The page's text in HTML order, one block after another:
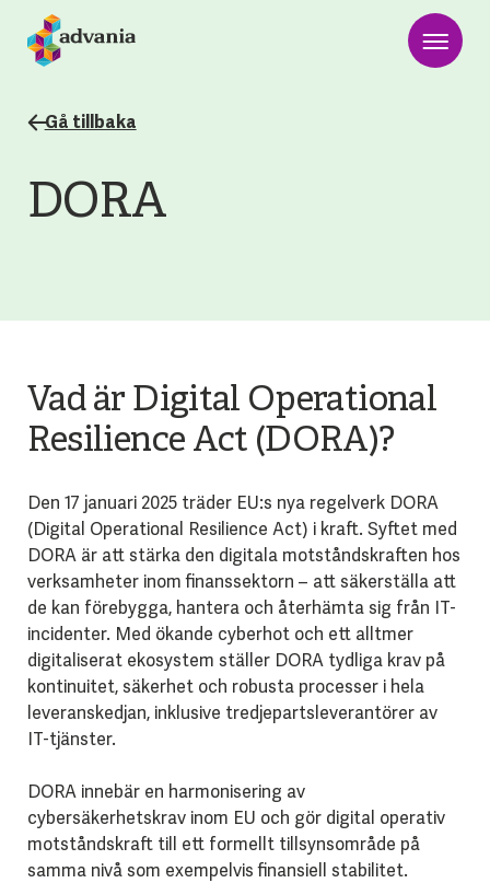
Gå tillbaka
DORA
Vad är Digital Operational
Resilience Act (DORA)?
Den 17 januari 2025 träder EU:s nya regelverk DORA
(Digital Operational Resilience Act) i kraft. Syftet med
DORA är att stärka den digitala motståndskraften hos
verksamheter inom finanssektorn – att säkerställa att
de kan förebygga, hantera och återhämta sig från IT-
incidenter. Med ökande cyberhot och ett alltmer
digitaliserat ekosystem ställer DORA tydliga krav på
kontinuitet, säkerhet och robusta processer i hela
leveranskedjan, inklusive tredjepartsleverantörer av
IT-tjänster.
DORA innebär en harmonisering av
cybersäkerhetskrav inom EU och gör digital operativ
motståndskraft till ett formellt tillsynsområde på
samma nivå som exempelvis finansiell stabilitet.